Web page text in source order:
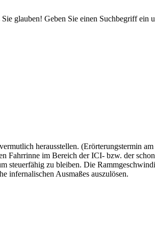
glauben! Geben Sie einen Suchbegriff ein
herausstellen. (Erörterungstermin
Fahrrinne im Bereich der ICI- bzw. der
steuerfähig zu bleiben. Die
infernalischen Ausmaßes auszulösen.